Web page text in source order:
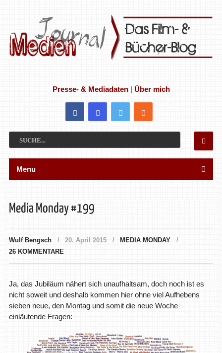
Presse- & Mediadaten| Über mich
Menu
Media Monday #199
Wulf Bengsch 20. April 2015
MEDIA MONDAY
26 KOMMENTARE
Ja, das Jubiläum nähert sich unaufhaltsam, doch noch ist es
nicht soweit und deshalb kommen hier ohne viel Aufhebens
sieben neue, den Montag und somit die neue Woche
einläutende Fragen: